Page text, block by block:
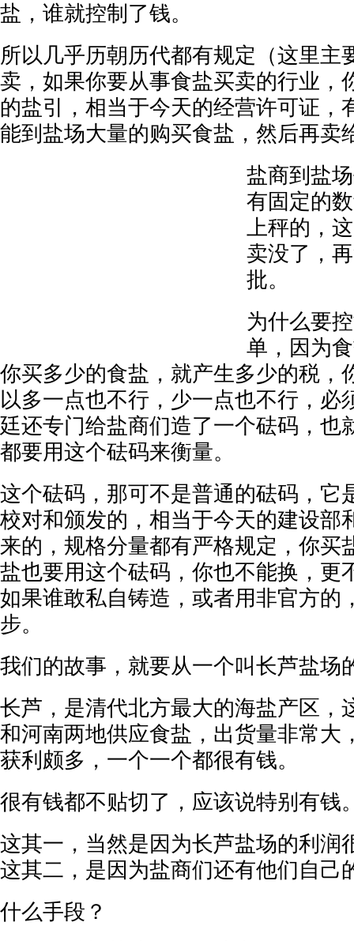
盐，谁就控制了钱。
所以几乎历朝历代都有规定（这里主
卖，如果你要从事食盐买卖的行业，
的盐引，相当于今天的经营许可证，
能到盐场大量的购买食盐，然后再卖
盐商到盐
有固定的
上秤的，
卖没了，
批。
为什么要
单，因为
你买多少的食盐，就产生多少的税，
以多一点也不行，少一点也不行，必
廷还专门给盐商们造了一个砝码，也
都要用这个砝码来衡量。
这个砝码，那可不是普通的砝码，它
校对和颁发的，相当于今天的建设部
来的，规格分量都有严格规定，你买
盐也要用这个砝码，你也不能换，更
如果谁敢私自铸造，或者用非官方的
步。
我们的故事，就要从一个叫长芦盐场
长芦，是清代北方最大的海盐产区，
和河南两地供应食盐，出货量非常大
获利颇多，一个一个都很有钱。
很有钱都不贴切了，应该说特别有钱
这其一，当然是因为长芦盐场的利润
这其二，是因为盐商们还有他们自己
什么手段？